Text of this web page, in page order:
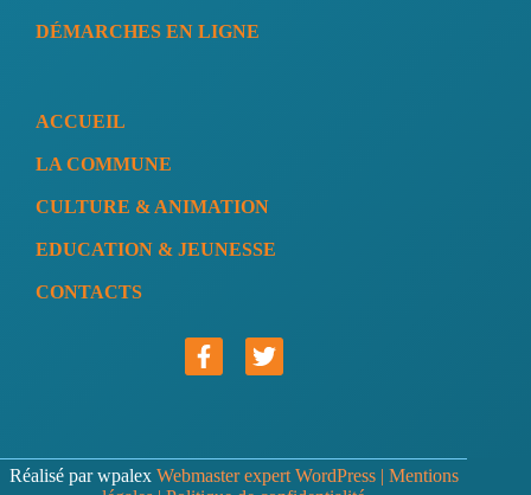
DÉMARCHES EN LIGNE
ACCUEIL
LA COMMUNE
CULTURE & ANIMATION
EDUCATION & JEUNESSE
CONTACTS
Réalisé par wpalex Webmaster expert WordPress| Mentions